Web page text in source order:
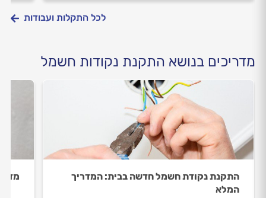
לכל התקלות ועבודות
מדריכים בנושא התקנת נקודות חשמל
התקנת נקודת חשמל חדשה בבית: המדריך
המלא